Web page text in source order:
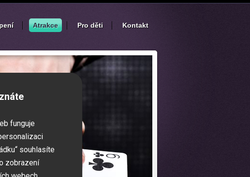
Atrakce Pro děti Kontakt
funguje
souhlasíte
zobrazení